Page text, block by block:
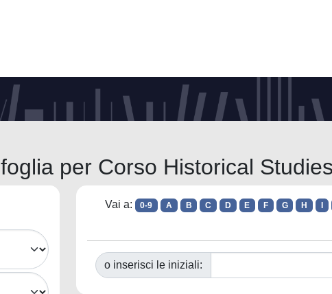
per Corso Historical
Vai a: 0-9 A B C D E F G H
o inserisci le iniziali: